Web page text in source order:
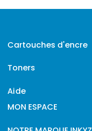
Cartouches d'encre
Toners
Aide
MON ESPACE